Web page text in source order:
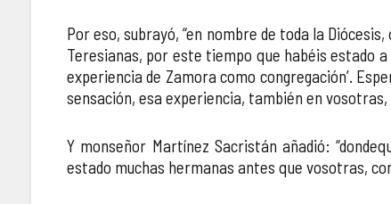
Por eso, subrayó, “en nombre de toda la
Teresianas, por este tiempo que habéis estado
experiencia de Zamora como congregación’.
sensación, esa experiencia, también en
Y monseñor Martínez Sacristán añadió:
estado muchas hermanas antes que vosotras,